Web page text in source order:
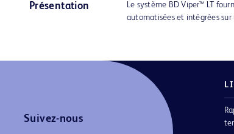
Présentation
Le système BD Viper™ LT
automatisées et intégrées sur
Suivez-nous